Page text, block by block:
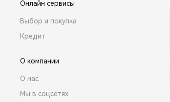
Онлайн сервисы
Выбор и покупка
Кредит
О компании
О нас
Мы в соцсетях